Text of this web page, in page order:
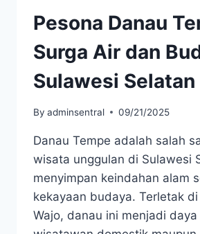
Pesona Danau
Surga Air dan
Sulawesi Selatan
By adminsentral 09/21/2025
Danau Tempe adalah salah
wisata unggulan di Sulawesi
menyimpan keindahan alam
kekayaan budaya. Terletak
Wajo, danau ini menjadi